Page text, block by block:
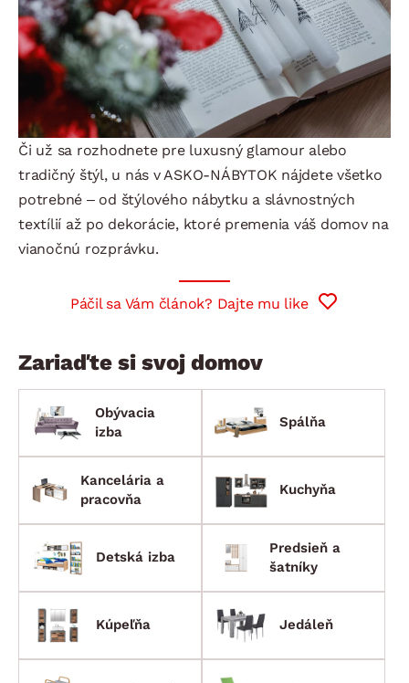
Či už sa rozhodnete pre luxusný glamour alebo
tradičný štýl, u nás v ASKO-NÁBYTOK nájdete všetko
potrebné – od štýlového nábytku a slávnostných
textílií až po dekorácie, ktoré premenia váš domov na
vianočnú rozprávku.
Páčil sa Vám článok? Dajte mu like
Zariaďte si svoj domov
Obývacia
izba
Spálňa
Kancelária a
pracovňa
Kuchyňa
Detská izba
Predsieň a
šatníky
Kúpeľňa Jedáleň